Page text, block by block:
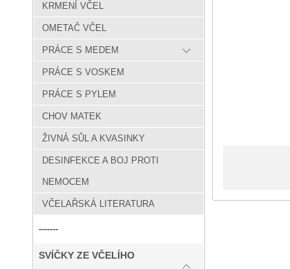
KRMENÍ VČEL
OMETAČ VČEL
PRÁCE S MEDEM
PRÁCE S VOSKEM
PRÁCE S PYLEM
CHOV MATEK
ŽIVNÁ SŮL A KVASINKY
DESINFEKCE A BOJ PROTI
NEMOCEM
VČELAŘSKÁ LITERATURA
-------
SVÍČKY ZE VČELÍHO